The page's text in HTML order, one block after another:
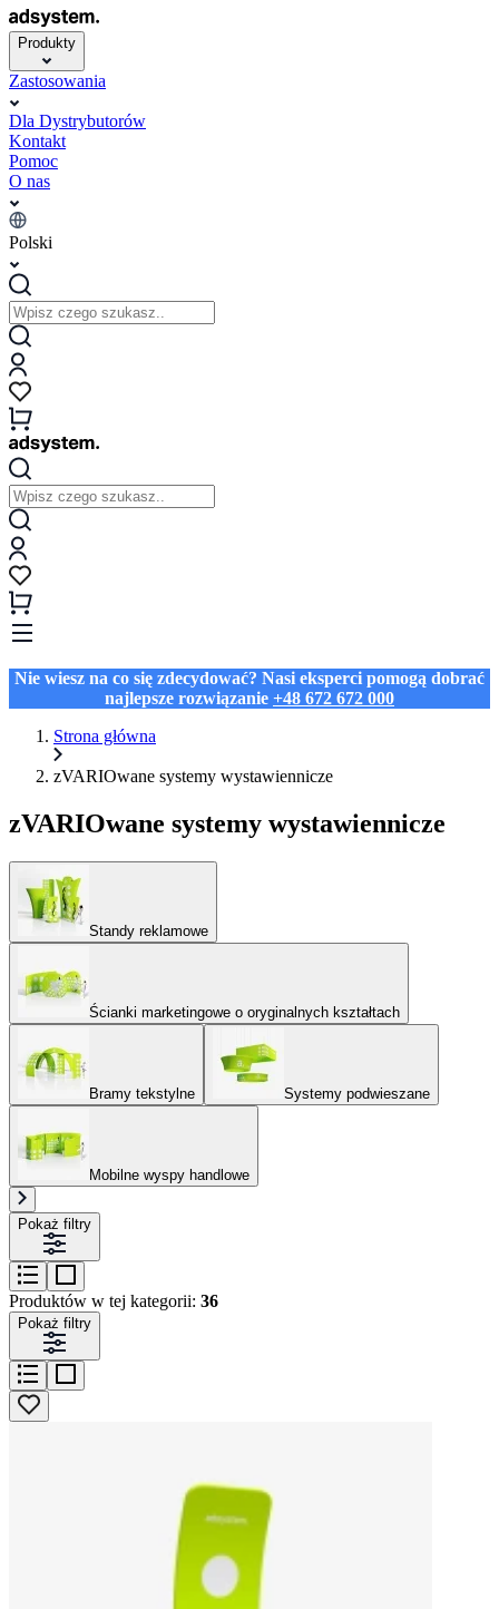
Produkty
Zastosowania
Dla Dystrybutorów
Kontakt
Pomoc
O nas
Polski
Nie wiesz na co się zdecydować? Nasi eksperci pomogą dobrać
najlepsze rozwiązanie +48 672 672 000
Strona główna
zVARIOwane systemy wystawiennicze
zVARIOwane systemy wystawiennicze
Standy reklamowe
Ścianki marketingowe o oryginalnych kształtach
Bramy tekstylne Systemy podwieszane
Mobilne wyspy handlowe
Pokaż filtry
Produktów w tej kategorii: 36
Pokaż filtry